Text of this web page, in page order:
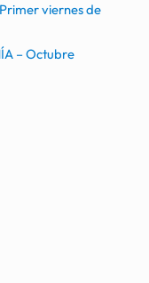
viernes de
– Octubre